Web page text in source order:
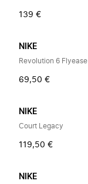
139 €
NIKE
Revolution 6 Flyease
69,50 €
NIKE
Court Legacy
119,50 €
NIKE